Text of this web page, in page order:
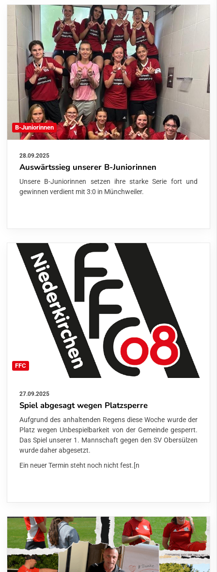
B-Juniorinnen
28.09.2025
Auswärtssieg unserer B-Juniorinnen
Unsere B-Juniorinnen setzen ihre starke Serie fort und
gewinnen verdient mit 3:0 in Münchweiler.
FFC
27.09.2025
Spiel abgesagt wegen Platzsperre
Aufgrund des anhaltenden Regens diese Woche wurde der
Platz wegen Unbespielbarkeit von der Gemeinde gesperrt.
Das Spiel unserer 1. Mannschaft gegen den SV Obersülzen
wurde daher abgesetzt.
Ein neuer Termin steht noch nicht fest.[n